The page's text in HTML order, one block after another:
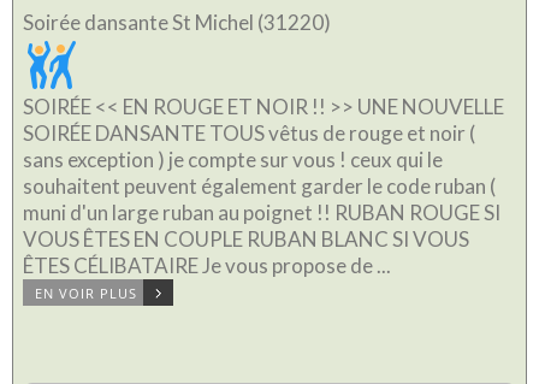
Soirée dansante St Michel (31220)
SOIRÉE << EN ROUGE ET NOIR !! >> UNE NOUVELLE
SOIRÉE DANSANTE TOUS vêtus de rouge et noir (
sans exception ) je compte sur vous ! ceux qui le
souhaitent peuvent également garder le code ruban (
muni d'un large ruban au poignet !! RUBAN ROUGE SI
VOUS ÊTES EN COUPLE RUBAN BLANC SI VOUS
ÊTES CÉLIBATAIRE Je vous propose de ...
EN VOIR PLUS